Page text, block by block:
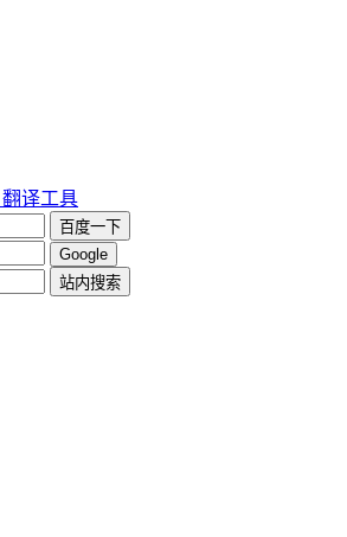
翻译工具
百度一下
Google
站内搜索